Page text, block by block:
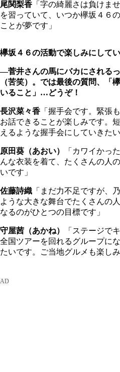
尾関梨香 「字の綺麗さは負けま
を習っていて、いつか欅坂４６
ことが夢です」
欅坂４６の活動で楽しみにして
―菅井さんの馬にバカにされる
（苦笑）。では最後の質問、「
いること」…どうぞ！
長沢菜々香 「握手会です。緊張
お話できることが楽しみです。
えるような握手会にしていきたい
原田葵（あおい）
「カワイかっ
んな衣装を着て、たくさんの人
いです」
佐藤詩織 「まだ力不足ですが、
ような大きな舞台でたくさんの
なるのがひとつの目標です」
守屋茜（あかね）
「ステージで
全国ツアーを回れるグループに
たいです。ご当地グルメも楽しみ